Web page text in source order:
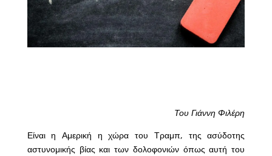
Του Γιάννη Φιλέρη
Είναι η Αμερική η χώρα του Τραμπ, της ασύδοτης
αστυνομικής βίας και των δολοφονιών όπως αυτή του